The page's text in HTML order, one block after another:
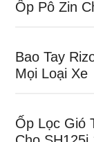
Ốp Pô Zin
Bao Tay
Mọi Loại Xe
Ốp Lọc Gió